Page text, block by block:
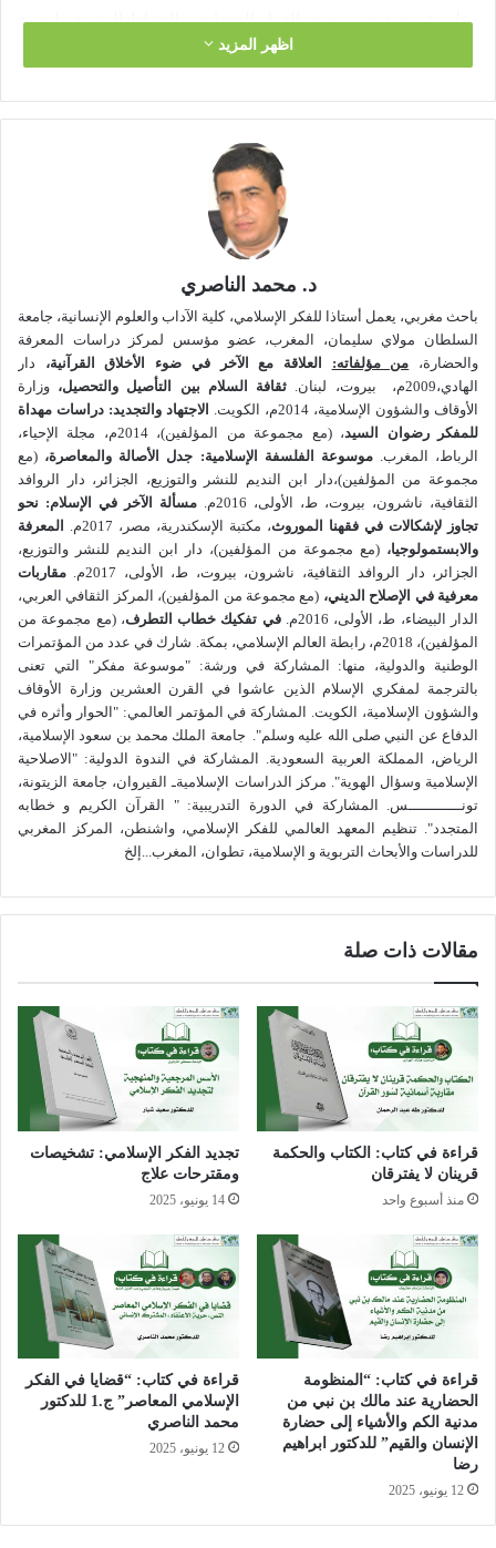
وعلى غير صعيد من صعد العمل الحضاري والنشاط البشري، ليصبح
من تكرار القول الكلام على المأزق الوجودي الراهن كما تشير إليه
الصدمة، الرعب، النهاية، السقوط، الانحلال، العدمية، ومن اللافت
الشعور بالأزمة والتنبيه على خطورتها ذلك ما سبق وأن عبر عنه
“عالمنا اليوم في محنة وكرب بلغا من الإلحاح مبلغا عظيما يدفعنا
إلى سبر غورهما وعوارضهما بسبب عمق هذا الألم المستشري.
السلام يفوتنا … والكوكب يتعرض للدمار … الجيران يعيشون في
خوف … هناك غربة بين النساء والرجال والأطفال يموتون.
إنه أمر بغيض ! …”[4]
.
عمق الأزمة وتعدد مظاهرها أدى “إلى طرح أخطر سؤال نعرفه في
العصر الحديث: الإنسانية إلى أين؟.
بعبارة أدق: هل هي سائرة نحو الفناء أو نحو البقـاء؟ … نحو الشقـاء
أو نحو الهنـاء؟ … نحو عنصرية متشددة أو نحو عالمية متحررة؟…
نحو صدام بربري أو نحو حوار حضاري؟ نحو سحق حقوق الإنسان أو
نحو الحفاظ على هذه الحقوق؟ … نحو تكنولوجيا غاشمة أو
تكنولوجيا واعية؟ هل ستسود المعرفة على القوة والمال أم تسود
القوة على ما عداها من فعاليات؟[5]
ورغم تعدد صيحات الإنذار وكثرة صفارات التحذير، التي يشترك في
ورجال الأعمال والصناعة والقانونيون والإعلاميون والمعنيون
استفحال وتفاقم مستمرين.
إجمالا “إن هتافات كثيرة من هنا ومن هناك، تنبعث من القلوب
الحائرة وترتفع من الحناجر المتعبة … تهتف بمنقذ وتلتف إلى
“مخلص” وتتصور لهذا المخلص سمات وملامح معينة تطلبها فيه …
وهذه السمات والملامح المعينة لا تنطبق على أحد إلا على الدين
.
في هذين السياقين، سياق الكشف عن خطورة المأزق الوجودي الذي
كأحد الخيارات المتاحة أمام البشرية لإنقاذ مستقبلها، يأتي كتاب:
“الإسلام في الألفية الثالثة: ديانة في صعود”. لمؤلفه السفير الألماني
مراد هوفمان.
وفي الكتاب، -كما يبدو من عنوانه- نلحظ بعدا مستقبليا، يمثل شهادة
حية على قدرة الإسلام في فرض تعاليمه و قيمه كأحد الخيارات
الحضارية المساعدة على تجاوز أزمات العالم الراهنة العميقة الجذور
والمتعددة المظاهر والخطيرة العواقب.
وواضح أن البعد المستقبلي عند هوفمان ليس وليد هذا الكتاب، وإنا
اظهر المزيد
د. محمد الناصري
باحث مغربي، يعمل أستاذا للفكر الإسلامي، كلية الآداب والعلوم الإنسانية، جامعة
السلطان مولاي سليمان، المغرب، عضو مؤسس لمركز دراسات المعرفة
والحضارة، من مؤلفاته: العلاقة مع الآخر في ضوء الأخلاق القرآنية، دار
الهادي،2009م، بيروت، لبنان.
ثقافة السلام بين التأصيل والتحصيل، وزارة
الأوقاف والشؤون الإسلامية، 2014م، الكويت.
الاجتهاد والتجديد: دراسات مهداة
للمفكر رضوان السيد
، (مع مجموعة من المؤلفين)، 2014م، مجلة الإحياء،
الرباط، المغرب.موسوعة الفلسفة الإسلامية: جدل الأصالة والمعاصرة، (مع
مجموعة من المؤلفين)،دار ابن النديم للنشر والتوزيع، الجزائر، دار الروافد
الثقافية، ناشرون، بيروت، ط، الأولى، 2016م.
مسألة الآخر في الإسلام: نحو
تجاوز لإشكالات في فقهنا الموروث، مكتبة الإسكندرية، مصر، 2017م.
المعرفة
والابستمولوجيا، (مع مجموعة من المؤلفين)، دار ابن النديم للنشر والتوزيع،
الجزائر، دار الروافد الثقافية، ناشرون، بيروت، ط، الأولى، 2017م.
مقاربات
معرفية في الإصلاح الديني، (مع مجموعة من المؤلفين)، المركز الثقافي العربي،
الدار البيضاء، ط، الأولى، 2016م.
في تفكيك خطاب التطرف، (مع مجموعة من
المؤلفين)، 2018م، رابطة العالم الإسلامي، بمكة. شارك في عدد من المؤتمرات
الوطنية والدولية، منها: المشاركة في ورشة: "موسوعة مفكر" التي تعنى
بالترجمة لمفكري الإسلام الذين عاشوا في القرن العشرين وزارة الأوقاف
والشؤون الإسلامية، الكويت. المشاركة في المؤتمر العالمي: "الحوار وأثره في
الدفاع عن النبي صلى الله عليه وسلم". جامعة الملك محمد بن سعود الإسلامية،
الرياض، المملكة العربية السعودية. المشاركة في الندوة الدولية: "الاصلاحية
الإسلامية وسؤال الهوية". مركز الدراسات الإسلاميةـ القيروان، جامعة الزيتونة،
تونــــــــــــس. المشاركة في الدورة التدريبية: " القرآن الكريم و خطابه
المتجدد". تنظيم المعهد العالمي للفكر الإسلامي، واشنطن، المركز المغربي
للدراسات والأبحاث التربوية و الإسلامية، تطوان، المغرب...إلخ
مقالات ذات صلة
قراءة في كتاب: الكتاب والحكمة
قرينان لا يفترقان
منذ أسبوع واحد
تجديد الفكر الإسلامي: تشخيصات
ومقترحات علاج
14 يونيو، 2025
قراءة في كتاب: “المنظومة
الحضارية عند مالك بن نبي من
مدنية الكم والأشياء إلى حضارة
الإنسان والقيم” للدكتور ابراهيم
رضا
12 يونيو، 2025
قراءة في كتاب: “قضايا في الفكر
الإسلامي المعاصر” ج.1 للدكتور
محمد الناصري
12 يونيو، 2025